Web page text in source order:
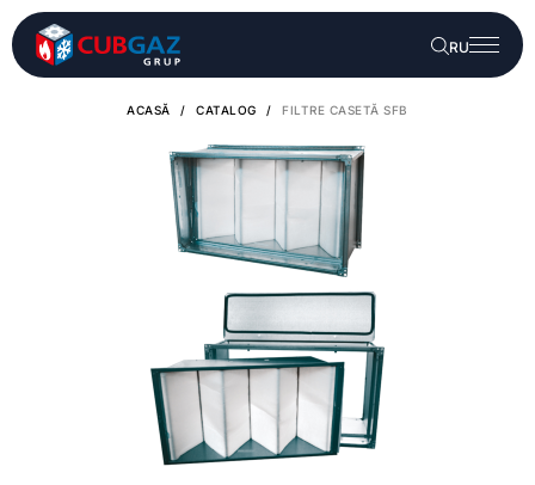
RU
ACASĂ / CATALOG / FILTRE CASETĂ SFB